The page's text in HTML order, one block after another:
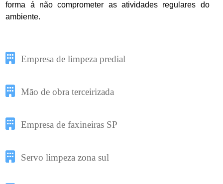
forma á não comprometer as atividades regulares do
ambiente.
Empresa de limpeza predial
Mão de obra terceirizada
Empresa de faxineiras SP
Servo limpeza zona sul